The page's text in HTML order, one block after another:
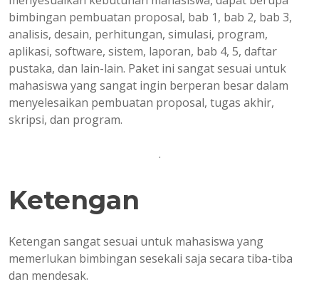
bimbingan pembuatan proposal, bab 1, bab 2, bab 3,
analisis, desain, perhitungan, simulasi, program,
aplikasi, software, sistem, laporan, bab 4, 5, daftar
pustaka, dan lain-lain. Paket ini sangat sesuai untuk
mahasiswa yang sangat ingin berperan besar dalam
menyelesaikan pembuatan proposal, tugas akhir,
skripsi, dan program.
.
Ketengan
Ketengan sangat sesuai untuk mahasiswa yang
memerlukan bimbingan sesekali saja secara tiba-tiba
dan mendesak.